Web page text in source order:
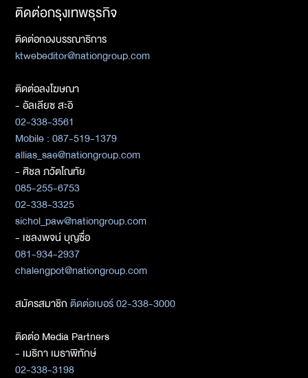
ติดต่อกรุงเทพธุรกิจ
ติดต่อกองบรรณาธิการ
ktwebeditor@nationgroup.com
ติดต่อลงโฆษณา
- อัลเลียซ สะอิ
02-338-3561
Mobile : 087-519-1379
allias_sae@nationgroup.com
- ศิชล ภวัตโณทัย
085-255-6753
02-338-3325
sichol_paw@nationgroup.com
- เชลงพจน์ บุญซื่อ
081-934-2937
chalengpot@nationgroup.com
สมัครสมาชิกติดต่อเบอร์ 02-338-3000
ติดต่อ Media Partners
- เมธิกา เมธาพิทักษ์
02-338-3198